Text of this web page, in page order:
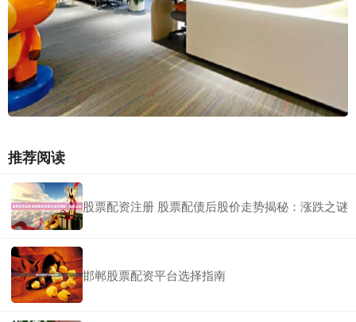
推荐阅读
股票配资注册 股票配债后股价走势揭秘：涨跌之谜
邯郸股票配资平台选择指南